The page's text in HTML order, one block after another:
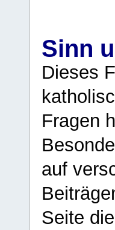
Sinn
Dieses
Fragen
auf
Seite